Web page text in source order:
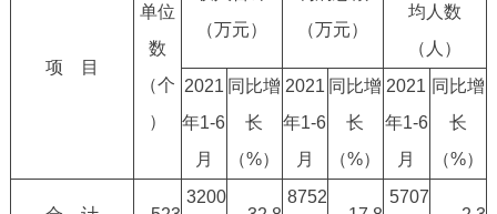
项 目
单位
数
（个
）
（万元）
（万元）
均人数
（人）
2021
年1-6
月
同比增
长
（%）
2021
年1-6
月
同比增
长
（%）
2021
年1-6
月
同比增
长
（%）
3200
8752
5707